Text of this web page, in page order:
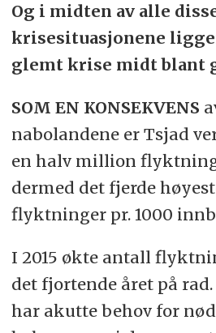
Og i midten av alle
krisesituasjonene
glemt krise midt blant
SOM EN KONSEKVENS
nabolandene er Tsjad
en halv million
dermed det fjerde
flyktninger pr. 1000
I 2015 økte antall
det fjortende året på
har akutte behov for